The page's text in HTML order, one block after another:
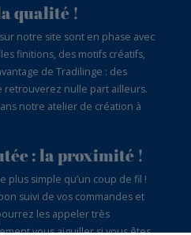
qualité !
notre site sont en phase avec
finitions, des motifs créatifs,
de Tradilinge : des
retrouverez nulle part ailleurs.
notre atelier de création à
: la proximité !
plus simple qu’un coup de fil !
suivi de vos commandes et
les appeler très
vous aiguiller si vous êtes